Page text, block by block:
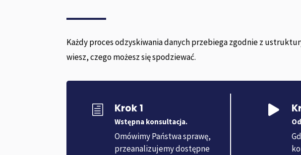
Każdy proces odzyskiwania danych przebiega zgodnie z
wiesz, czego możesz się spodziewać.
h Krok 1
Wstępna konsultacja.
Omówimy Państwa sprawę,
przeanalizujemy dostępne
